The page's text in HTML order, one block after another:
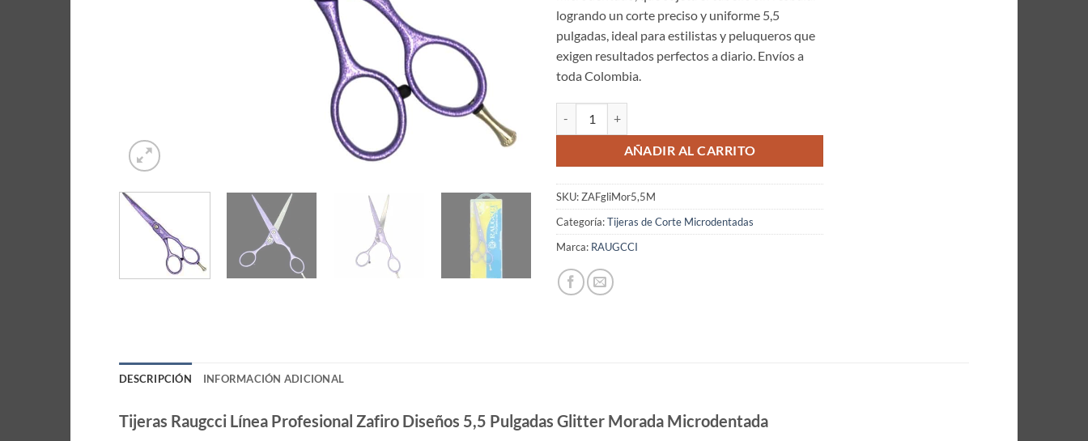
logrando un corte preciso y uniforme 5,5
pulgadas, ideal para estilistas y peluqueros que
exigen resultados perfectos a diario. Envíos a
toda Colombia.
AÑADIR AL CARRITO
SKU:ZAFgliMor5,5M
Categoría:Tijeras de Corte Microdentadas
Marca: RAUGCCI
DESCRIPCIÓN INFORMACIÓN ADICIONAL
Tijeras Raugcci Línea Profesional Zafiro Diseños 5,5 Pulgadas Glitter Morada Microdentada